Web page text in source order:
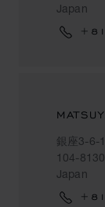
Japan
銀座3-6-1
104-
Japan